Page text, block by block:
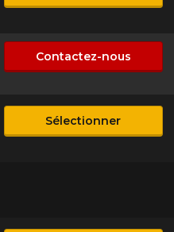
Contactez-nous
Sélectionner